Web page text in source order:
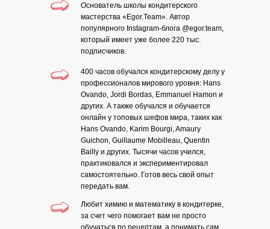
Основатель школы кондитерского
мастерства «Egor.Team». Автор
популярного Instagram-блога @egor.team,
который имеет уже более 220 тыс.
подписчиков.
400 часов обучался кондитерскому делу у
профессионалов мирового уровня: Hans
Ovando, Jordi Bordas, Emmanuel Hamon и
других. А также обучался и обучается
онлайн у топовых шефов мира, таких как
Hans Ovando, Karim Bourgi, Amaury
Guichon, Guillaume Mobilleau, Quentin
Bailly и других. Тысячи часов учился,
практиковался и экспериментировал
самостоятельно. Готов весь свой опыт
передать вам.
Любит химию и математику в кондитерке,
за счет чего помогает вам не просто
обучаться по рецептам, а понимать сам